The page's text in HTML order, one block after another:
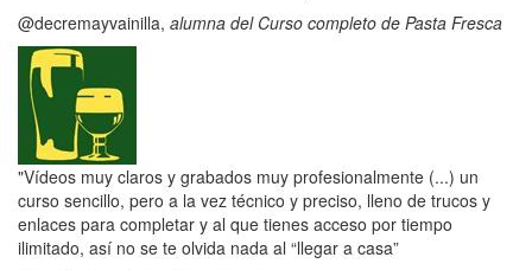
@decremayvainilla, alumna del Curso completo de Pasta Fresca
"Vídeos muy claros y grabados muy profesionalmente (...) un
curso sencillo, pero a la vez técnico y preciso, lleno de trucos y
enlaces para completar y al que tienes acceso por tiempo
ilimitado, así no se te olvida nada al “llegar a casa”